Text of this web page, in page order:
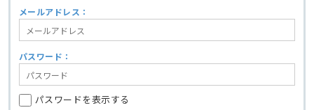
メールアドレス：
パスワード：
パスワードを表示する